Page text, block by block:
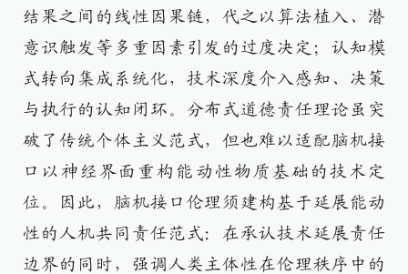
结果之间的线性因果链，代之以算法植入、潜
意识触发等多重因素引发的过度决定；认知模
式转向集成系统化，技术深度介入感知、决策
与执行的认知闭环。分布式道德责任理论虽突
破了传统个体主义范式，但也难以适配脑机接
口以神经界面重构能动性物质基础的技术定
位。因此，脑机接口伦理须建构基于延展能动
性的人机共同责任范式：在承认技术延展责任
边界的同时，强调人类主体性在伦理秩序中的